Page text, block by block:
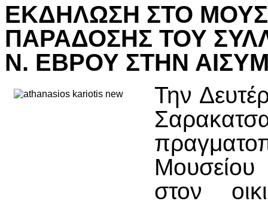
ΕΚΔΗΛΩΣΗ ΣΤΟ
ΠΑΡΑΔΟΣΗΣ ΤΟΥ
Ν. ΕΒΡΟΥ ΣΤΗΝ
Την
στον